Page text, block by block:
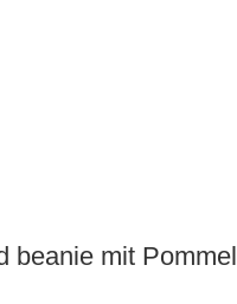
beanie mit Pommel